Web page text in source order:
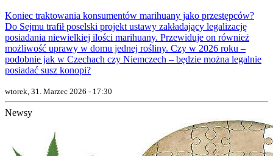
Koniec traktowania konsumentów marihuany jako przestępców?
Do Sejmu trafił poselski projekt ustawy zakładający legalizację
posiadania niewielkiej ilości marihuany. Przewiduje on również
możliwość uprawy w domu jednej rośliny. Czy w 2026 roku –
podobnie jak w Czechach czy Niemczech – będzie można legalnie
posiadać susz konopi?
wtorek, 31. Marzec 2026 - 17:30
Newsy